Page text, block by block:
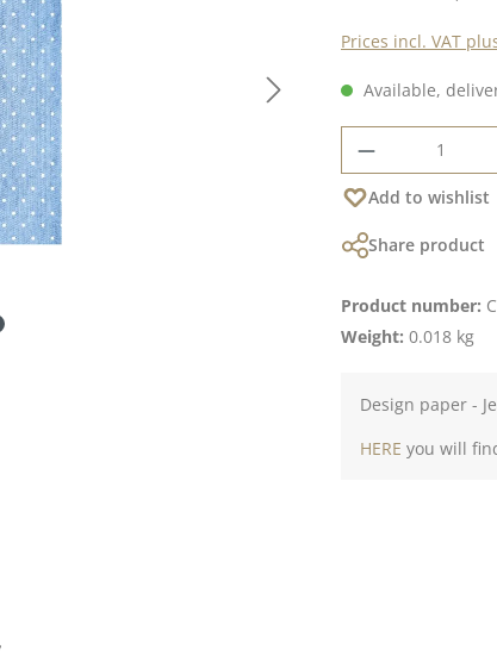
Prices incl. VAT
Available,
Product
Add to wishlist
Share product
Product number:
Weight: 0.018 kg
Design paper -
HERE you will